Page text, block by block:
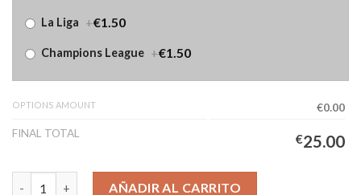
La Liga +€1.50
Champions League +€1.50
OPTIONS AMOUNT
€0.00
FINAL TOTAL
€25.00
Camiseta Real Madrid Segunda Equipación Niños 2025/2026
AÑADIR AL CARRITO